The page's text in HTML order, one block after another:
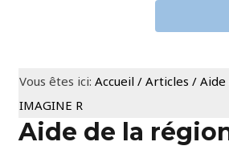
Vous êtes ici:Accueil /Articles /
IMAGINE R
Aide de la